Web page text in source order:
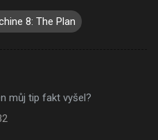
8: The Plan
můj tip fakt vyšel?